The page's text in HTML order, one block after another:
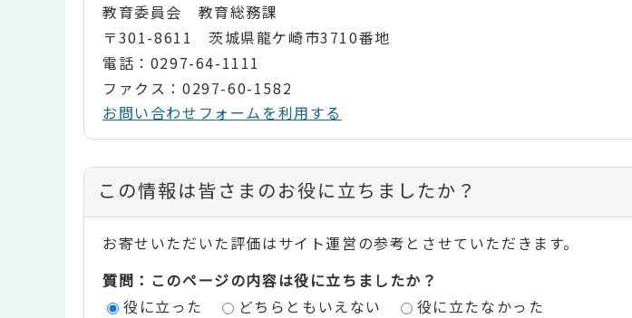
教育委員会 教育総務課
〒301-8611 茨城県龍ケ崎市3710番地
電話：0297-64-1111
ファクス：0297-60-1582
お問い合わせフォームを利用する
コ
ン
テ
ン
この情報は皆さまのお役に立ちましたか？
お寄せいただいた評価はサイト運営の参考とさせていただきます。
質問：このページの内容は役に立ちましたか？
役に立った
どちらともいえない
役に立たなかった